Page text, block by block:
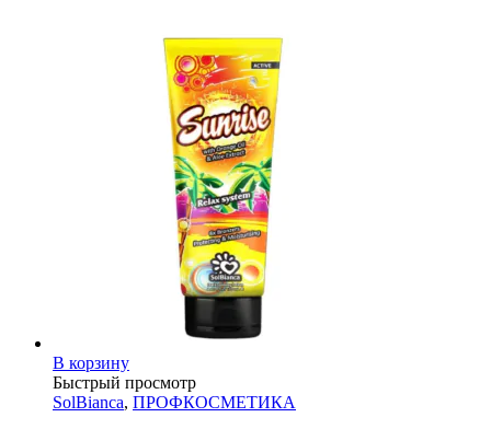
В корзину
Быстрый просмотр
SolBianca, ПРОФКОСМЕТИКА